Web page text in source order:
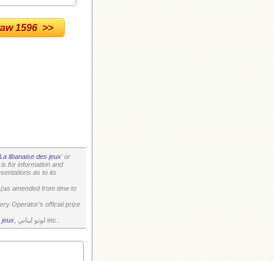
1596 >>
La libanaise des jeux' or
for information and
as to its
amended from time to
Operator’s official prize
jeux , لوتو لبناني etc..